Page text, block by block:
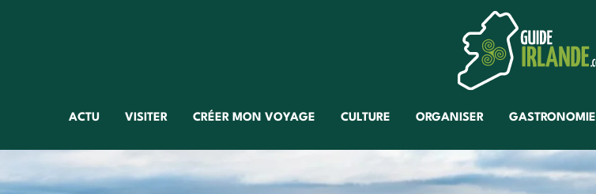
ACTU VISITER CRÉER MON VOYAGE CULTURE ORGANISER GASTRONOMIE